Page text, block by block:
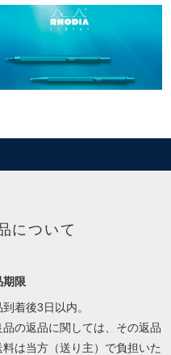
について
期限
着後3日以内。
品の返品に関しては、その返品
料は当方（送り主）で負担いた